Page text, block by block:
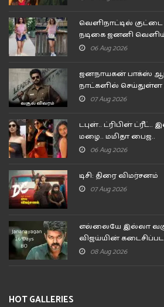
வெளிநாட்டில்
நடிகை ஜனனி
06 Aug 2026
ஜனநாயகன் பாக்ஸ்
நாட்களில் செய்துள்ள
07 Aug 2026
டபுள்.. ட்ரிபிள் ட்ரீட்..
மழை.. மமிதா பைஜ..
06 Aug 2026
டிசி: திரை விமர்சனம்
07 Aug 2026
எல்லையே இல்லா
விஜய்யின்
08 Aug 2026
HOT GALLERIES